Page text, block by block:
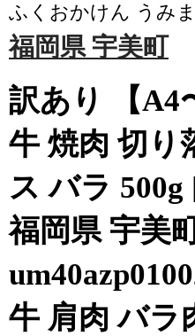
ふくおかけん うみ
福岡県 宇美町
訳あり 【A4
牛 焼肉 切り
ス バラ
福岡県 宇美
牛 肩肉 バラ